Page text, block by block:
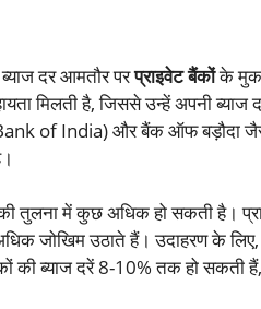
ब्याज दर आमतौर परप्राइवेट बैंकोंके
मिलती है, जिससे उन्हें अपनी ब्याज
of India) और बैंक ऑफ बड़ौदा
की तुलना में कुछ अधिक हो सकती है।
जोखिम उठाते हैं। उदाहरण के
ब्याज दरें 8-10% तक हो सकती